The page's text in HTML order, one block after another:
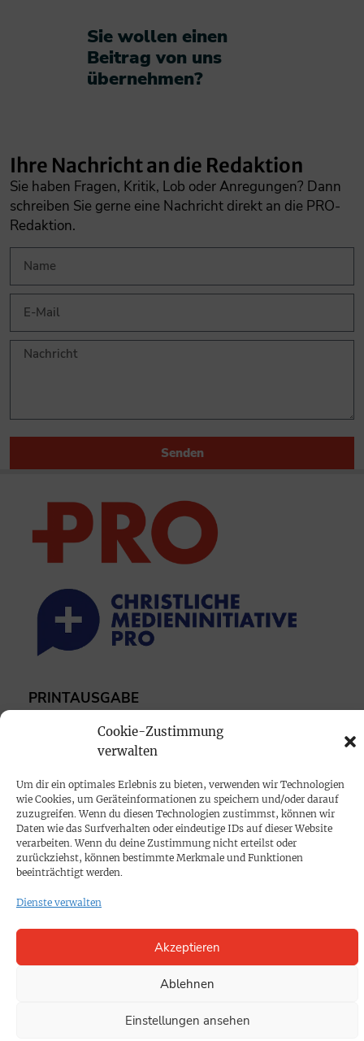
Cookie-Zustimmung
verwalten
Um dir ein optimales Erlebnis zu bieten, verwenden wir Technologien
wie Cookies, um Geräteinformationen zu speichern und/oder darauf
zuzugreifen. Wenn du diesen Technologien zustimmst, können wir
Daten wie das Surfverhalten oder eindeutige IDs auf dieser Website
verarbeiten. Wenn du deine Zustimmung nicht erteilst oder
zurückziehst, können bestimmte Merkmale und Funktionen
beeinträchtigt werden.
Dienste verwalten
Akzeptieren
Ablehnen
Einstellungen ansehen
Sie wollen einen
Beitrag von uns
übernehmen?​
Ihre Nachricht an die Redaktion
Sie haben Fragen, Kritik, Lob oder Anregungen? Dann
schreiben Sie gerne eine Nachricht direkt an die PRO-
Redaktion.
Senden
PRINTAUSGABE
Mediadaten
Impressum
SPENDEN
Datenschutz